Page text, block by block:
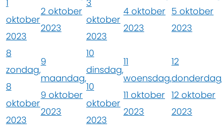
1
oktober
2023
2 oktober
2023
3
oktober
2023
4 oktober
2023
5 oktober
2023
8
zondag,
8
oktober
2023
9
maandag,
9 oktober
2023
10
dinsdag,
10
oktober
2023
11
woensdag,
11 oktober
2023
12
12 oktober
2023